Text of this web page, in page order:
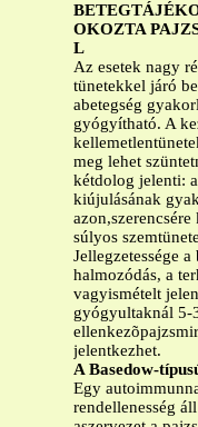
OKOZTA
L
Az esetek nagy
tünetekkel járó
abetegség
gyógyítható. A
meg lehet
kétdolog jelenti:
kiújulásának
súlyos
Jellegzetessége
halmozódás, a
vagyismételt
gyógyultaknál 5-
jelentkezhet.
A Basedow-
Egy
rendellenesség